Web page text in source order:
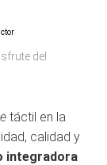
del
táctil en la
calidad y
integradora